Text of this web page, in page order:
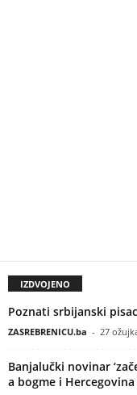
IZDVOJENO
Poznati srbijanski
ZASREBRENICU.ba - 27
Banjalučki novinar
a bogme i